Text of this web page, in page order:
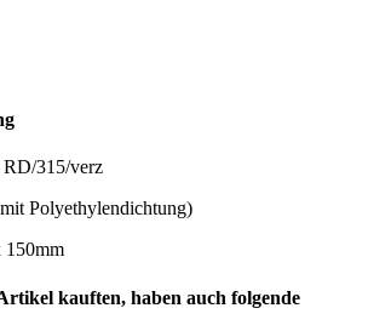
315/verz
Polyethylendichtung)
150mm
kauften, haben auch folgende